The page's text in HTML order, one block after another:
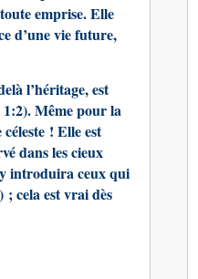
emprise. Elle
d’une vie future,
l’héritage, est
Même pour la
! Elle est
dans les cieux
y introduira ceux qui
; cela est vrai dès